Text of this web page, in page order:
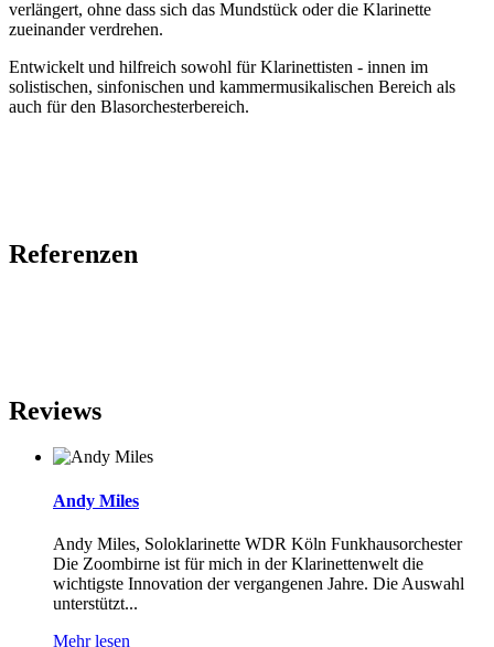
verlängert, ohne dass sich das Mundstück oder die Klarinette
zueinander verdrehen.
Entwickelt und hilfreich sowohl für Klarinettisten - innen im
solistischen, sinfonischen und kammermusikalischen Bereich als
auch für den Blasorchesterbereich.
Referenzen
Reviews
Andy Miles
Andy Miles, Soloklarinette WDR Köln Funkhausorchester
Die Zoombirne ist für mich in der Klarinettenwelt die
wichtigste Innovation der vergangenen Jahre. Die Auswahl
unterstützt...
Mehr lesen